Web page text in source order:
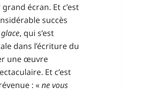
écran. Et c’est
succès
, qui s’est
dans l’écriture du
une œuvre
Et c’est
: «ne vous